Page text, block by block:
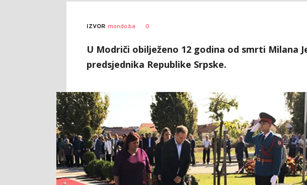
IZVOR mondo.ba 0
U Modriči obilježeno 12 godina od smrti Milana
predsjednika Republike Srpske.